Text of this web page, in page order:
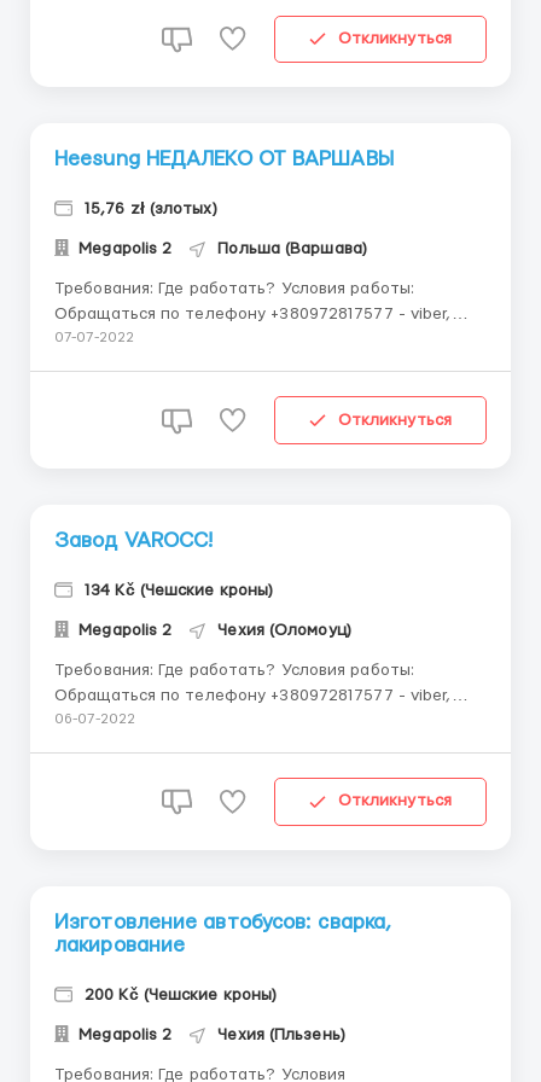
Раковник ⏳График работы: 3 смены по 8 ...
Откликнуться
Heesung НЕДАЛЕКО ОТ ВАРШАВЫ
15,76 zł (злотых)
Megapolis 2 Польша (Варшава)
Требования: Где работать? Условия работы:
Обращаться по телефону +380972817577 - viber,
telegram, whatsapp Heesung г. Działdowo (около 160
вакансии: работа на заводе, к...
07-07-2022
Откликнуться
Завод VAROCC!
134 Kč (Чешские кроны)
Megapolis 2 Чехия (Оломоуц)
Требования: Где работать? Условия работы:
Обращаться по телефону +380972817577 - viber,
telegram, whatsapp Робота в Чехії! Термінова
(біля м. Оломоуц) ...
06-07-2022
Откликнуться
Изготовление автобусов: сварка,
лакирование
200 Kč (Чешские кроны)
Megapolis 2 Чехия (Пльзень)
Требования: Где работать? Условия